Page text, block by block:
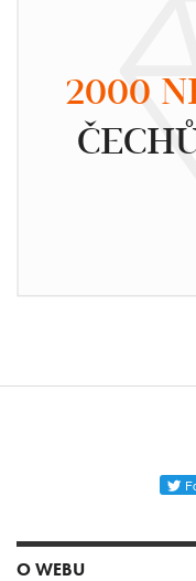
2000
O WEBU